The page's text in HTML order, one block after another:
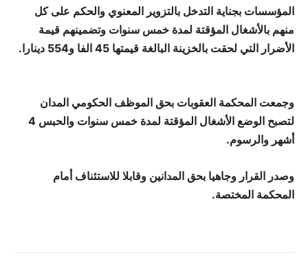
المؤسسات بجناية التدخل بالتزوير المعنوي والحكم على كل
منهم بالأشغال المؤقتة لمدة خمس سنوات وتضمينهم قيمة
الأضرار التي لحقت بالخزينة البالغة قيمتها 45 الفا و554 دينارا.
وجمعت المحكمة العقوبات بحق الموظف الحكومي المدان
لتصبح الوضع الأشغال المؤقتة لمدة خمس سنوات والحبس 4
أشهر والرسوم.
وصدر القرار وجاهيا بحق المدانين وقابلا للاستئناف أمام
المحكمة المختصة.